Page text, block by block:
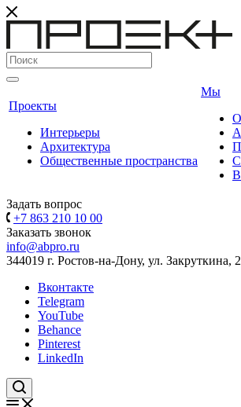
Проекты
Интерьеры
Архитектура
Общественные пространства
Мы
Задать вопрос
+7 863 210 10 00
Заказать звонок
info@abpro.ru
344019 г. Ростов-на-Дону, ул. Закруткина,
Вконтакте
Telegram
YouTube
Behance
Pinterest
LinkedIn